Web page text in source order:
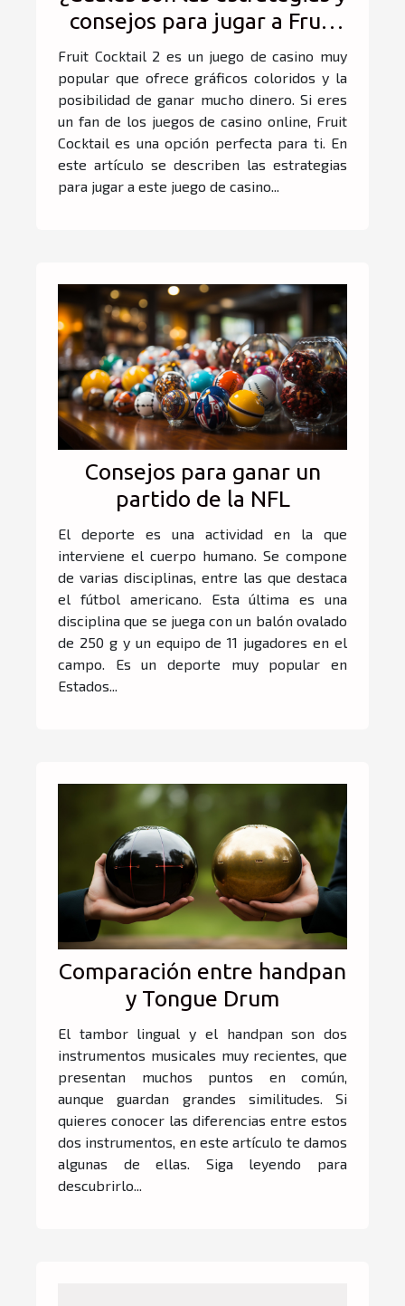
consejos para jugar a Fruit
Cocktail 2?
Fruit Cocktail 2 es un juego de casino muy
popular que ofrece gráficos coloridos y la
posibilidad de ganar mucho dinero. Si eres
un fan de los juegos de casino online, Fruit
Cocktail es una opción perfecta para ti. En
este artículo se describen las estrategias
para jugar a este juego de casino...
Consejos para ganar un
partido de la NFL
El deporte es una actividad en la que
interviene el cuerpo humano. Se compone
de varias disciplinas, entre las que destaca
el fútbol americano. Esta última es una
disciplina que se juega con un balón ovalado
de 250 g y un equipo de 11 jugadores en el
campo. Es un deporte muy popular en
Estados...
Comparación entre handpan
y Tongue Drum
El tambor lingual y el handpan son dos
instrumentos musicales muy recientes, que
presentan muchos puntos en común,
aunque guardan grandes similitudes. Si
quieres conocer las diferencias entre estos
dos instrumentos, en este artículo te damos
algunas de ellas. Siga leyendo para
descubrirlo...